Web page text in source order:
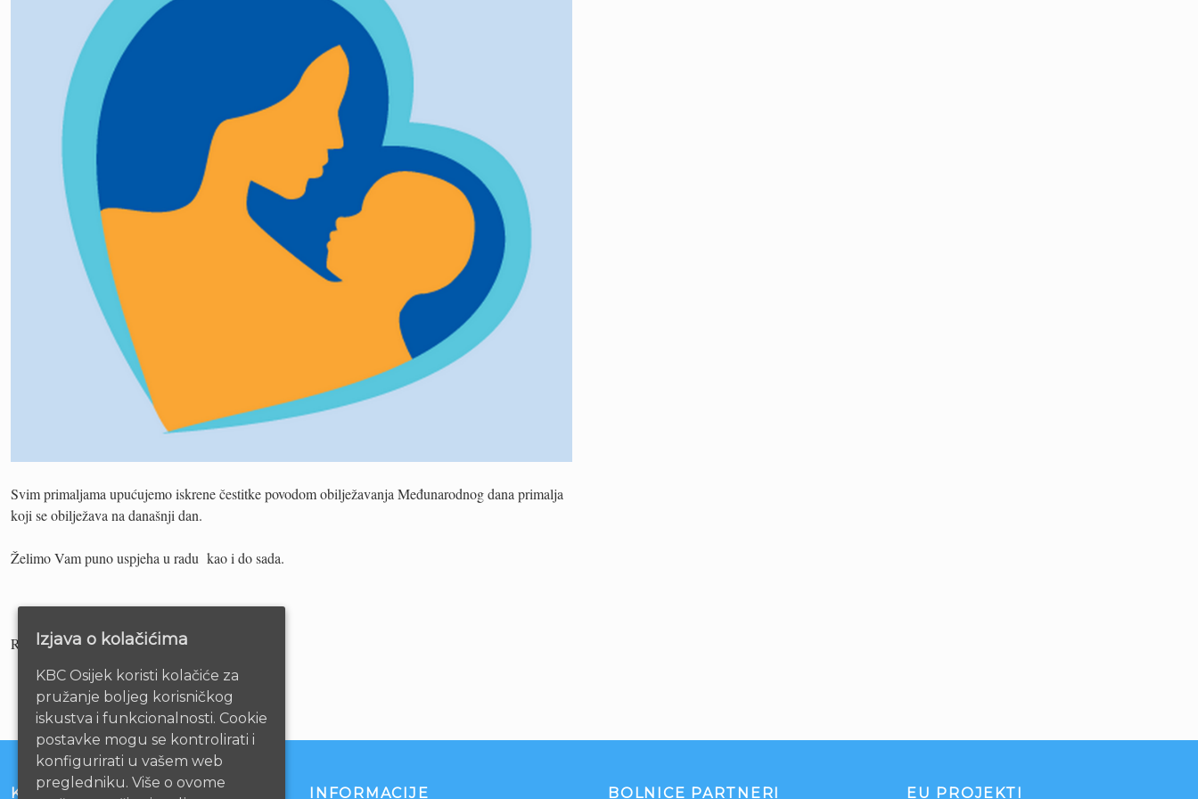
Svim primaljama upućujemo iskrene čestitke povodom obilježavanja Međunarodnog dana primalja
koji se obilježava na današnji dan.
Želimo Vam puno uspjeha u radu kao i do sada.
Ravnateljstvo KBC-a Osijek
KONTAKT INFORMACIJE BOLNICE PARTNERI EU PROJEKTI
Izjava o kolačićima
KBC Osijek koristi kolačiće za
pružanje boljeg korisničkog
iskustva i funkcionalnosti. Cookie
postavke mogu se kontrolirati i
konfigurirati u vašem web
pregledniku. Više o ovome